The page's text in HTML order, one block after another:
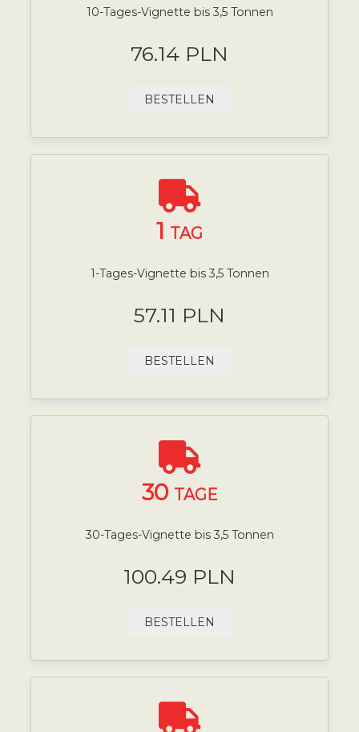
10-Tages-Vignette bis 3,5 Tonnen
76.14 PLN
BESTELLEN
1 TAG
1-Tages-Vignette bis 3,5 Tonnen
57.11 PLN
BESTELLEN
30 TAGE
30-Tages-Vignette bis 3,5 Tonnen
100.49 PLN
BESTELLEN